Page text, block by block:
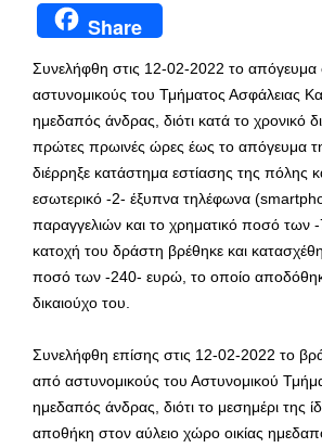
Share
Συνελήφθη στις 12-02-2022 το
αστυνομικούς του Τμήματος Ασφάλειας
ημεδαπός άνδρας, διότι κατά το χρονικό
πρώτες πρωινές ώρες έως το απόγευμα
διέρρηξε κατάστημα εστίασης της πόλης
εσωτερικό -2- έξυπνα τηλέφωνα
παραγγελιών και το χρηματικό ποσό των
κατοχή του δράστη βρέθηκε και
ποσό των -240- ευρώ, το οποίο
δικαιούχο του.
Συνελήφθη επίσης στις 12-02-2022 το
από αστυνομικούς του Αστυνομικού
ημεδαπός άνδρας, διότι το μεσημέρι της
αποθήκη στον αύλειο χώρο οικίας